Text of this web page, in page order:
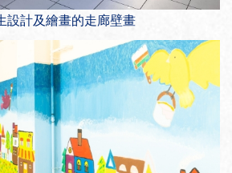
設計及繪畫的走廊壁畫